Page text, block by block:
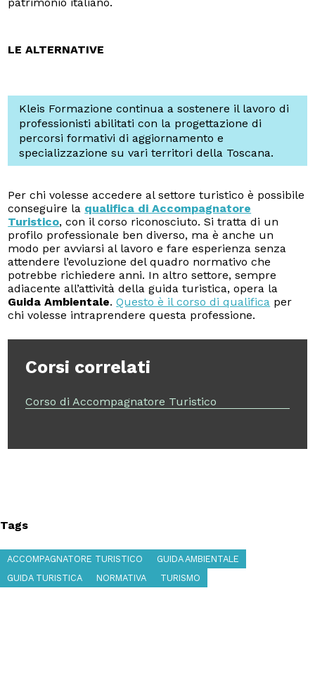
LE ALTERNATIVE
Kleis Formazione continua a sostenere il lavoro di
professionisti abilitati con la progettazione di
percorsi formativi di aggiornamento e
specializzazione su vari territori della Toscana.
Per chi volesse accedere al settore turistico è possibile
conseguire la qualifica di Accompagnatore
Turistico, con il corso riconosciuto. Si tratta di un
profilo professionale ben diverso, ma è anche un
modo per avviarsi al lavoro e fare esperienza senza
attendere l’evoluzione del quadro normativo che
potrebbe richiedere anni. In altro settore, sempre
adiacente all’attività della guida turistica, opera la
Guida Ambientale.Questo è il corso di qualifica per
chi volesse intraprendere questa professione.
Corsi correlati
Corso di Accompagnatore Turistico
Tags
ACCOMPAGNATORE TURISTICO
GUIDA AMBIENTALE
GUIDA TURISTICA
NORMATIVA TURISMO